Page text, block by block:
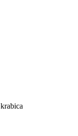
krabica